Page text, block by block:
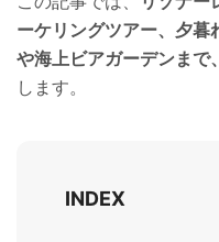
ーケリングツアー、夕暮
や海上ビアガーデンまで
します。
INDEX